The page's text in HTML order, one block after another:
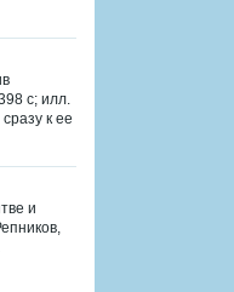
с; илл.
к ее
и